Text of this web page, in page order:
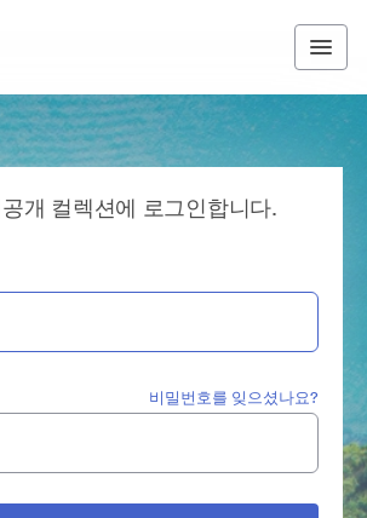
개 컬렉션에 로그인합니다.
비밀번호를 잊으셨나요?